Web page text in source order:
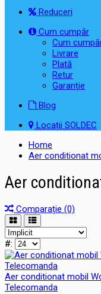
Reduceri
Cum cumpăr
Cum
Livrare
Plată
Retur
Garanție
Blog
Locații SOLDEC
Home
Aer conditionat
Aer
Comparație (0)
#:
Aer conditionat mobil
Telecomanda